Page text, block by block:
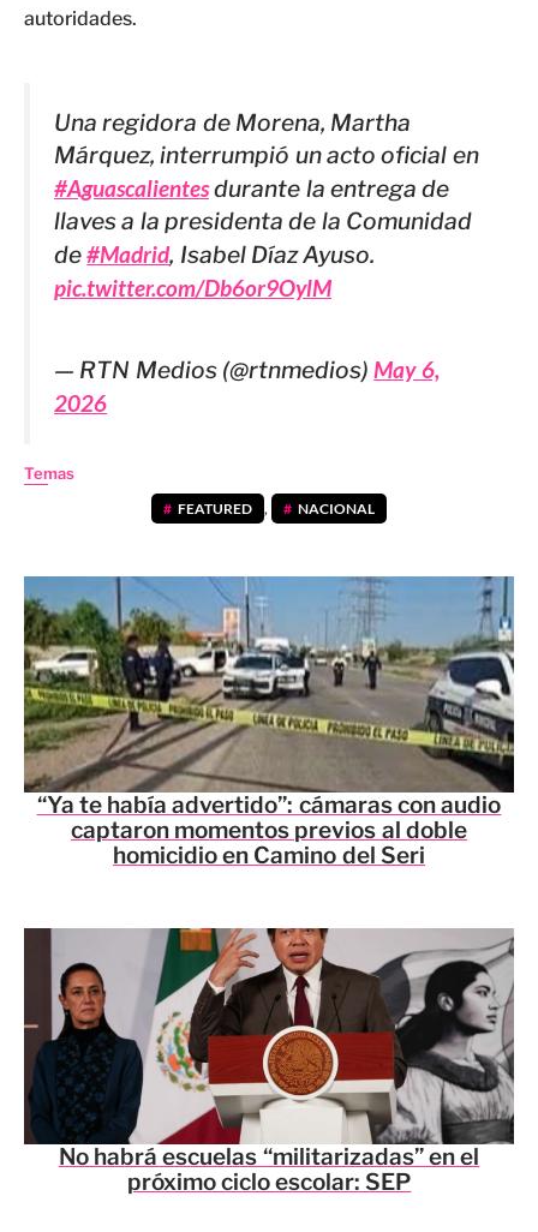
autoridades.
Una regidora de Morena, Martha
Márquez, interrumpió un acto oficial en
#Aguascalientesdurante la entrega de
llaves a la presidenta de la Comunidad
de#Madrid, Isabel Díaz Ayuso.
pic.twitter.com/Db6or9OylM
— RTN Medios (@rtnmedios)May 6,
2026
Temas
FEATURED , NACIONAL
“Ya te había advertido”: cámaras con audio
captaron momentos previos al doble
homicidio en Camino del Seri
No habrá escuelas “militarizadas” en el
próximo ciclo escolar: SEP